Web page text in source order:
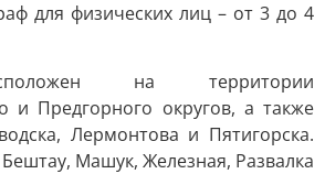
для физических лиц – от 3 до 4
на территории
и Предгорного округов, а также
Лермонтова и Пятигорска.
Машук, Железная, Развалка